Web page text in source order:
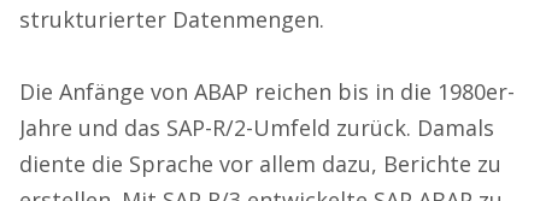
strukturierter Datenmengen.
Die Anfänge von ABAP reichen bis in die 1980er-
Jahre und das SAP-R/2-Umfeld zurück. Damals
diente die Sprache vor allem dazu, Berichte zu